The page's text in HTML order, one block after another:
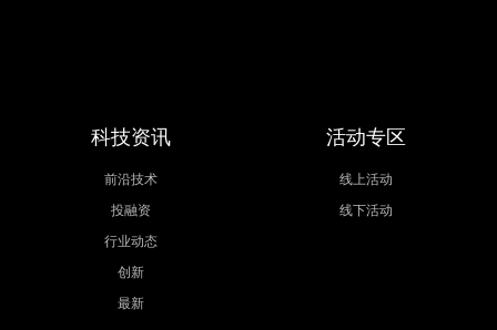
科技资讯
前沿技术
投融资
行业动态
创新
最新
活动专区
线上活动
线下活动